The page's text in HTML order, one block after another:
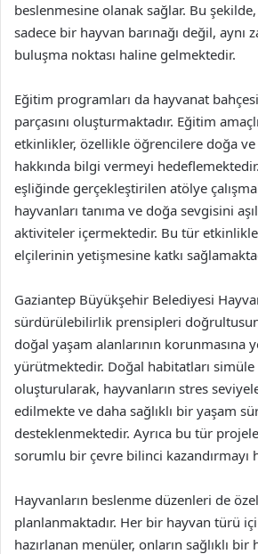
beslenmesine olanak sağlar. Bu
sadece bir hayvan barınağı değil, aynı
buluşma noktası haline gelmektedir.
Eğitim programları da hayvanat
parçasını oluşturmaktadır. Eğitim
etkinlikler, özellikle öğrencilere doğa ve
hakkında bilgi vermeyi
eşliğinde gerçekleştirilen atölye
hayvanları tanıma ve doğa sevgisini
aktiviteler içermektedir. Bu tür
elçilerinin yetişmesine katkı
Gaziantep Büyükşehir Belediyesi
sürdürülebilirlik prensipleri
doğal yaşam alanlarının korunmasına
yürütmektedir. Doğal habitatları
oluşturularak, hayvanların stres
edilmekte ve daha sağlıklı bir yaşam
desteklenmektedir. Ayrıca bu tür
sorumlu bir çevre bilinci kazandırmayı
Hayvanların beslenme düzenleri de
planlanmaktadır. Her bir hayvan türü
hazırlanan menüler, onların sağlıklı